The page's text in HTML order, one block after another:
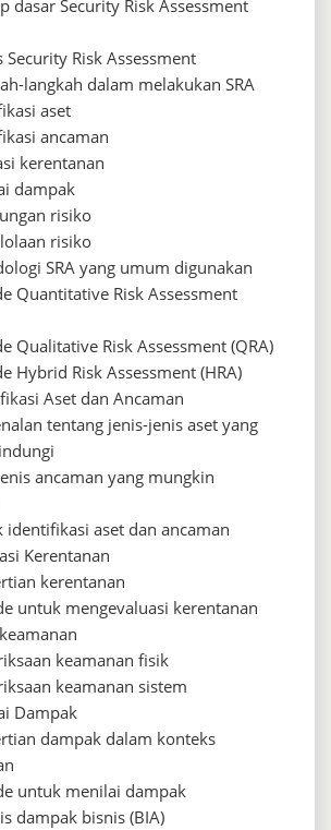
dasar Security Risk Assessment
Security Risk Assessment
langkah dalam melakukan SRA
aset
ancaman
kerentanan
dampak
risiko
risiko
SRA yang umum digunakan
Quantitative Risk Assessment
Qualitative Risk Assessment (QRA)
Hybrid Risk Assessment (HRA)
Aset dan Ancaman
tentang jenis-jenis aset yang
ancaman yang mungkin
identifikasi aset dan ancaman
Kerentanan
kerentanan
untuk mengevaluasi kerentanan
keamanan fisik
keamanan sistem
Dampak
dampak dalam konteks
untuk menilai dampak
dampak bisnis (BIA)